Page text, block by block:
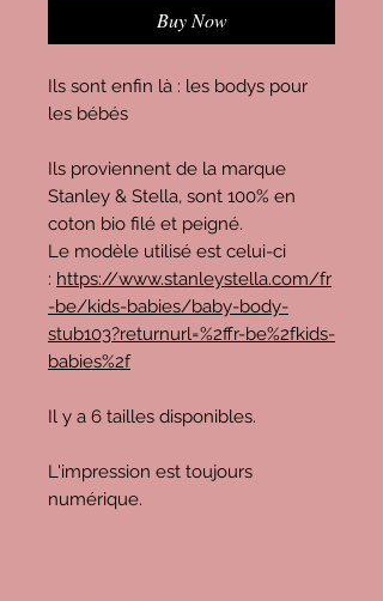
Buy Now
Ils sont enfin là : les bodys pour
les bébés
Ils proviennent de la marque
Stanley & Stella, sont 100% en
coton bio filé et peigné.
Le modèle utilisé est celui-ci
: https://www.stanleystella.com/fr
-be/kids-babies/baby-body-
stub103?returnurl=%2ffr-be%2fkids-
babies%2f
Il y a 6 tailles disponibles.
L'impression est toujours
numérique.